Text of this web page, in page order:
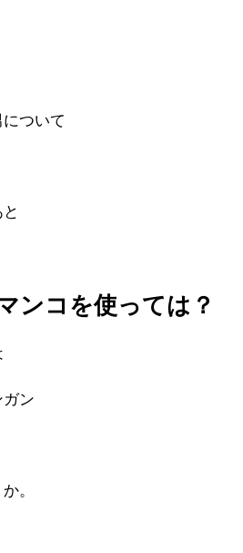
ついて
ンコを使っては？
ン
。